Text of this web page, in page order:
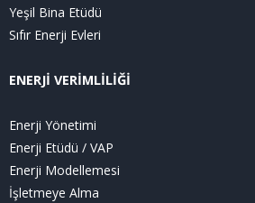
Yeşil Bina Etüdü
Sıfır Enerji Evleri
ENERJİ VERİMLİLİĞİ
Enerji Yönetimi
Enerji Etüdü / VAP
Enerji Modellemesi
İşletmeye Alma